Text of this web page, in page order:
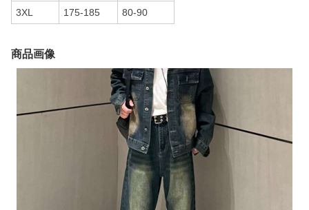
3XL 175-185 80-90
商品画像